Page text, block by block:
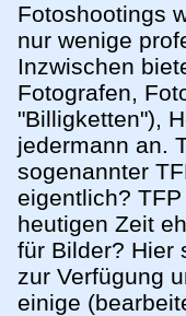
Fotoshootings
nur wenige
Inzwischen
Fotografen,
"Billigketten"),
jedermann an.
sogenannter
eigentlich?
heutigen Zeit
für Bilder? Hier
zur Verfügung
einige